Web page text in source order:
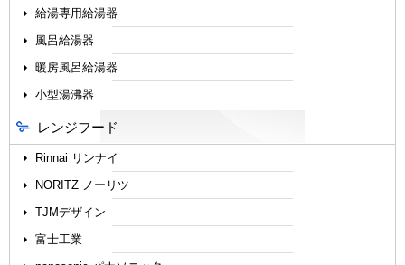
給湯専用給湯器
風呂給湯器
暖房風呂給湯器
小型湯沸器
レンジフード
Rinnai リンナイ
NORITZ ノーリツ
TJMデザイン
富士工業